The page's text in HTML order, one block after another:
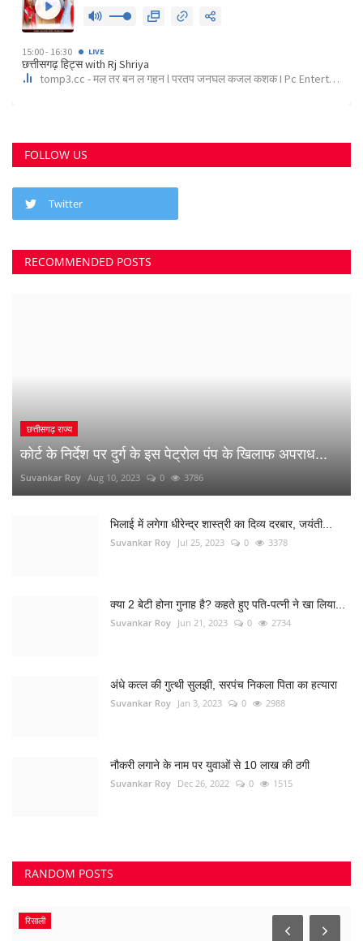
FOLLOW US
Twitter
RECOMMENDED POSTS
छत्तीसगढ़ राज्य
कोर्ट के निर्देश पर दुर्ग के इस पेट्रोल पंप के खिलाफ अपराध...
Suvankar Roy Aug 10, 2023 0 3786
भिलाई में लगेगा धीरेन्द्र शास्त्री का दिव्य दरबार, जयंती...
Suvankar Roy Jul 25, 2023 0 3378
क्या 2 बेटी होना गुनाह है? कहते हुए पति-पत्नी ने खा लिया...
Suvankar Roy Jun 21, 2023 0 2734
अंधे कत्ल की गुत्थी सुलझी, सरपंच निकला पिता का हत्यारा
Suvankar Roy Jan 3, 2023 0 2988
नौकरी लगाने के नाम पर युवाओं से 10 लाख की ठगी
Suvankar Roy Dec 26, 2022 0 1515
RANDOM POSTS
रिसाली